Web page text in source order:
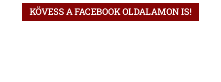
KÖVESS A FACEBOOK OLDALAMON IS!